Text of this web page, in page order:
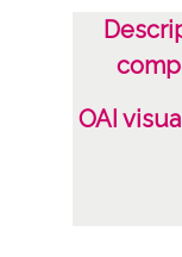
Lugar
Vitoria-
OAI